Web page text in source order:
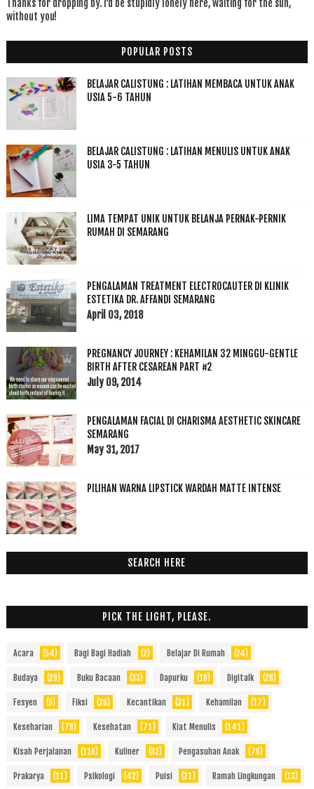
Thanks for dropping by. I'd be stupidly lonely here, waiting for the sun,
without you!
POPULAR POSTS
BELAJAR CALISTUNG : LATIHAN MEMBACA UNTUK ANAK
USIA 5-6 TAHUN
BELAJAR CALISTUNG : LATIHAN MENULIS UNTUK ANAK
USIA 3-5 TAHUN
LIMA TEMPAT UNIK UNTUK BELANJA PERNAK-PERNIK
RUMAH DI SEMARANG
PENGALAMAN TREATMENT ELECTROCAUTER DI KLINIK
ESTETIKA DR. AFFANDI SEMARANG
April 03, 2018
PREGNANCY JOURNEY : KEHAMILAN 32 MINGGU-GENTLE
BIRTH AFTER CESAREAN PART #2
July 09, 2014
PENGALAMAN FACIAL DI CHARISMA AESTHETIC SKINCARE
SEMARANG
May 31, 2017
PILIHAN WARNA LIPSTICK WARDAH MATTE INTENSE
SEARCH HERE
PICK THE LIGHT, PLEASE.
Acara (54) Bagi Bagi Hadiah (2) Belajar Di Rumah (24)
Budaya (29) Buku Bacaan (33) Dapurku (18) Digitalk (28)
Fesyen (9) Fiksi (28) Kecantikan (31) Kehamilan (17)
Keseharian (78) Kesehatan (71) Kiat Menulis (141)
Kisah Perjalanan (118) Kuliner (82) Pengasuhan Anak (76)
Prakarya (11) Psikologi (42) Puisi (21) Ramah Lingkungan (13)